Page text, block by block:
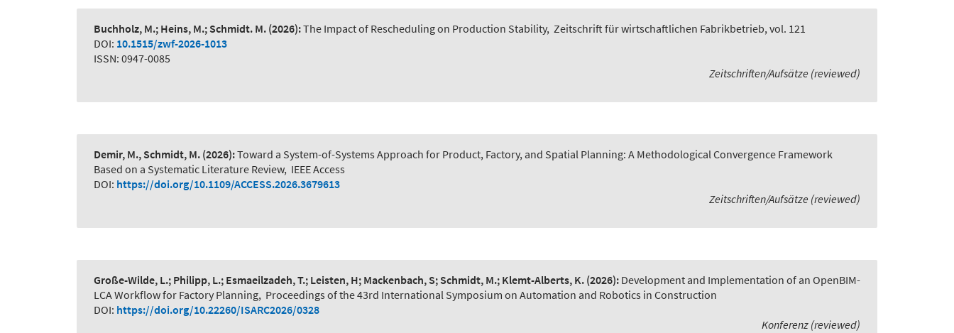
Buchholz, M.; Heins, M.; Schmidt. M. (2026):The Impact of Rescheduling on Production Stability, Zeitschrift für wirtschaftlichen Fabrikbetrieb, vol. 121
DOI: 10.1515/zwf-2026-1013
ISSN: 0947-0085
Zeitschriften/Aufsätze (reviewed)
Demir, M., Schmidt, M. (2026):Toward a System-of-Systems Approach for Product, Factory, and Spatial Planning: A Methodological Convergence Framework
Based on a Systematic Literature Review, IEEE Access
DOI: https://doi.org/10.1109/ACCESS.2026.3679613
Zeitschriften/Aufsätze (reviewed)
Große-Wilde, L.; Philipp, L.; Esmaeilzadeh, T.; Leisten, H; Mackenbach, S; Schmidt, M.; Klemt-Alberts, K. (2026): Development and Implementation of an OpenBIM-
LCA Workflow for Factory Planning, Proceedings of the 43rd International Symposium on Automation and Robotics in Construction
DOI: https://doi.org/10.22260/ISARC2026/0328
Konferenz (reviewed)